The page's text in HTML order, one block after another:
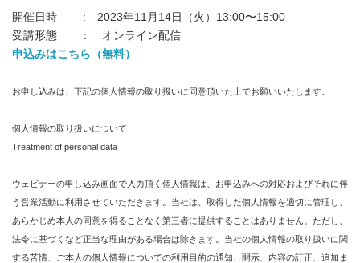
開催日時 : 2023年11月14日（火）13:00〜15:00
受講形態 ： オンライン配信
申込みはこちら（無料）
お申し込みは、下記の個人情報の取り扱いに同意頂いた上でお願いいたします。
個人情報の取り扱いについて
Treatment of personal data
ウェビナーの申し込み画面で入力頂く個人情報は、お申込みへの対応およびそれに伴
う営業活動に利用させていただきます。当社は、取得した個人情報を適切に管理し、
あらかじめ本人の同意を得ることなく第三者に提供することはありません。ただし、
法令に基づくなど正当な理由がある場合は除きます。当社の個人情報の取り扱いに関
する苦情、ご本人の個人情報についての利用目的の通知、開示、内容の訂正、追加ま